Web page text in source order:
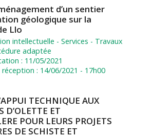
d’un sentier
géologique sur la
Llo
intellectuelle - Services - Travaux
adaptée
: 11/05/2021
: 14/06/2021 - 17h00
TECHNIQUE AUX
D’OLETTE ET
POUR LEURS PROJETS
DE SCHISTE ET